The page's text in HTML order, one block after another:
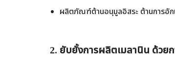
ผลิตภัณฑ์ต้านอนุมูลอิสระ ต้านการอัก
2. ยับยั้งการผลิตเมลานิน ด้วยก